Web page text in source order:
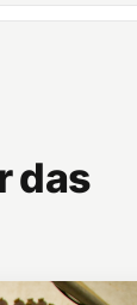
das